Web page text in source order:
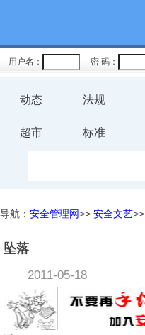
用户名： 密 码：
动态 法规
超市 标准
导航： 安全管理网>> 安全文艺>>
坠落
2011-05-18